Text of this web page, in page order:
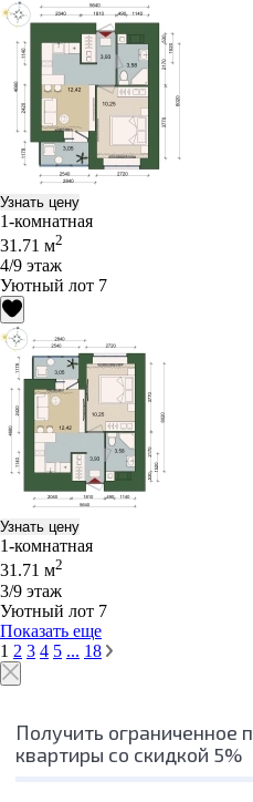
Узнать цену
1-комнатная
31.71 м2
4/9 этаж
Уютный лот 7
Узнать цену
1-комнатная
31.71 м2
3/9 этаж
Уютный лот 7
Показать еще
1 2 3 4 5 ... 18
Получить ограниченное
квартиры со скидкой 5%